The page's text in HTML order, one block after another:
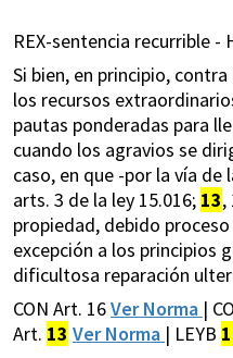
REX-sentencia recurrible
Si bien, en principio,
los recursos
pautas ponderadas para
cuando los agravios se
caso, en que -por la vía
arts. 3 de la ley 15.016; 13,
propiedad, debido
excepción a los principios
dificultosa reparación
CON Art. 16Ver Norma |
Art. 13 Ver Norma | LEYB